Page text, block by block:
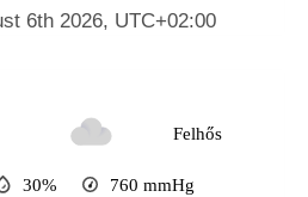
Felhős
30% 760 mmHg